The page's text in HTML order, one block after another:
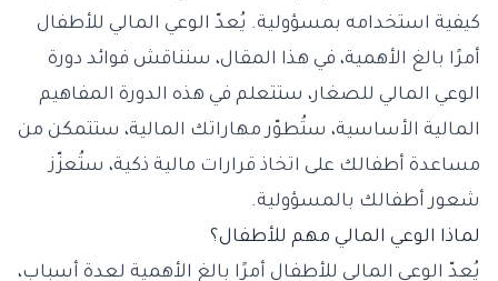
كيفية استخدامه بمسؤولية. يُعدّ الوعي المالي للأطفال
أمرًا بالغ الأهمية، في هذا المقال، سنناقش فوائد دورة
الوعي المالي للصغار، ستتعلم في هذه الدورة المفاهيم
المالية الأساسية، ستُطوّر مهاراتك المالية، ستتمكن من
مساعدة أطفالك على اتخاذ قرارات مالية ذكية، ستُعزّز
شعور أطفالك بالمسؤولية.
لماذا الوعي المالي مهم للأطفال؟
يُعدّ الوعي المالي للأطفال أمرًا بالغ الأهمية لعدة أسباب،